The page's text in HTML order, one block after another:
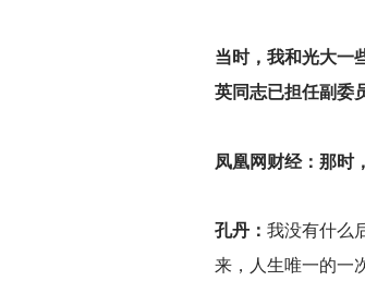
当时，我和光大一
英同志已担任副委
凤凰网财经：那时
孔丹： 我没有什么
来，人生唯一的一